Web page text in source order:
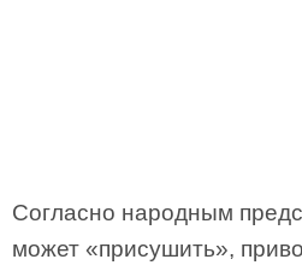
Согласно народным
может «присушить»,